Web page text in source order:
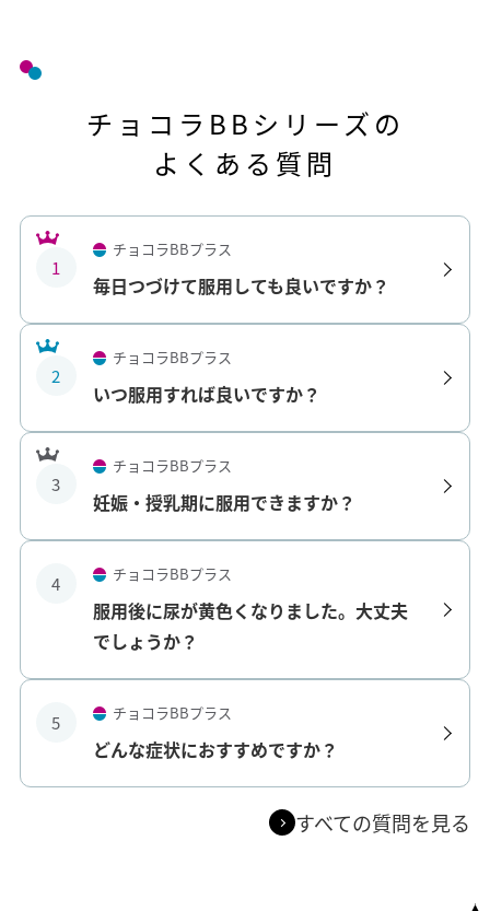
チョコラBBシリーズの
よくある質問
1
チョコラBBプラス
毎日つづけて服用しても良いですか？
2
チョコラBBプラス
いつ服用すれば良いですか？
3
チョコラBBプラス
妊娠・授乳期に服用できますか？
4 チョコラBBプラス
服用後に尿が黄色くなりました。大丈夫
でしょうか？
5 チョコラBBプラス
どんな症状におすすめですか？
すべての質問を見る